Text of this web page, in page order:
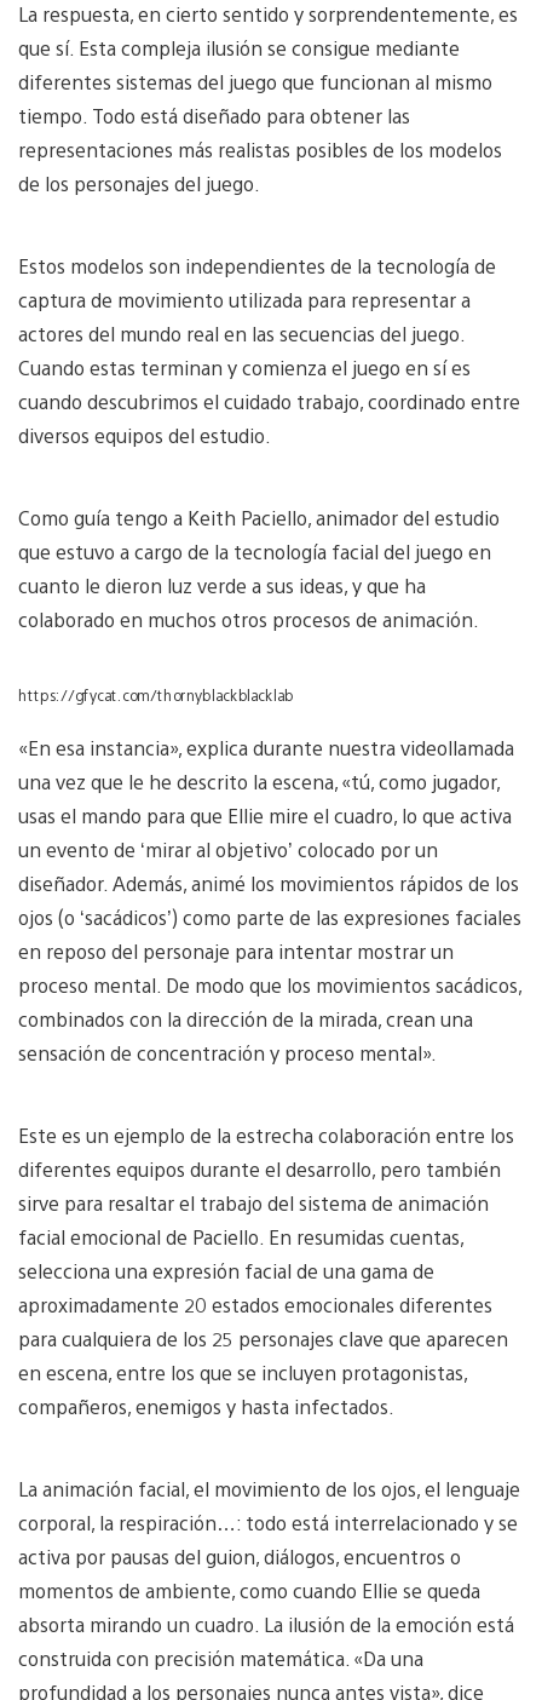
La respuesta, en cierto sentido y sorprendentemente, es
que sí. Esta compleja ilusión se consigue mediante
diferentes sistemas del juego que funcionan al mismo
tiempo. Todo está diseñado para obtener las
representaciones más realistas posibles de los modelos
de los personajes del juego.
Estos modelos son independientes de la tecnología de
captura de movimiento utilizada para representar a
actores del mundo real en las secuencias del juego.
Cuando estas terminan y comienza el juego en sí es
cuando descubrimos el cuidado trabajo, coordinado entre
diversos equipos del estudio.
Como guía tengo a Keith Paciello, animador del estudio
que estuvo a cargo de la tecnología facial del juego en
cuanto le dieron luz verde a sus ideas, y que ha
colaborado en muchos otros procesos de animación.
https://gfycat.com/thornyblackblacklab
«En esa instancia», explica durante nuestra videollamada
una vez que le he descrito la escena, «tú, como jugador,
usas el mando para que Ellie mire el cuadro, lo que activa
un evento de ‘mirar al objetivo’ colocado por un
diseñador. Además, animé los movimientos rápidos de los
ojos (o ‘sacádicos’) como parte de las expresiones faciales
en reposo del personaje para intentar mostrar un
proceso mental. De modo que los movimientos sacádicos,
combinados con la dirección de la mirada, crean una
sensación de concentración y proceso mental».
Este es un ejemplo de la estrecha colaboración entre los
diferentes equipos durante el desarrollo, pero también
sirve para resaltar el trabajo del sistema de animación
facial emocional de Paciello. En resumidas cuentas,
selecciona una expresión facial de una gama de
aproximadamente 20 estados emocionales diferentes
para cualquiera de los 25 personajes clave que aparecen
en escena, entre los que se incluyen protagonistas,
compañeros, enemigos y hasta infectados.
La animación facial, el movimiento de los ojos, el lenguaje
corporal, la respiración…: todo está interrelacionado y se
activa por pausas del guion, diálogos, encuentros o
momentos de ambiente, como cuando Ellie se queda
absorta mirando un cuadro. La ilusión de la emoción está
construida con precisión matemática. «Da una
profundidad a los personajes nunca antes vista», dice